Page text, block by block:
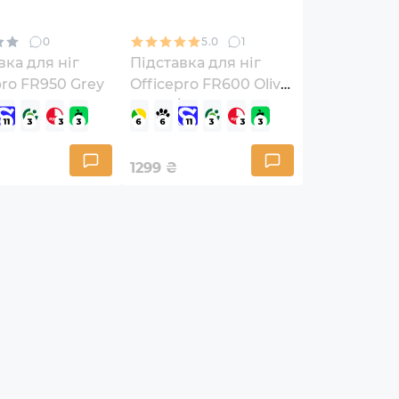
0
для ніг
FR950 Grey
5.0 1
Підставка для ніг
Officepro FR600 Olive
Green/Black
1299 ₴